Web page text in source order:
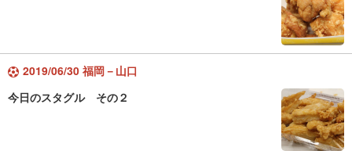
2019/06/30 福岡－山口
今日のスタグル その２